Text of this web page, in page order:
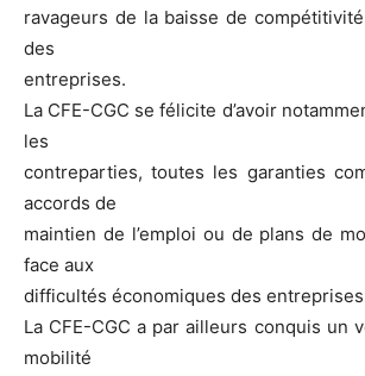
ravageurs de la baisse de
des
entreprises.
La CFE-CGC se félicite d’avoir
les
contreparties, toutes les garanties
accords de
maintien de l’emploi ou de plans de
face aux
difficultés économiques des
La CFE-CGC a par ailleurs conquis un
mobilité